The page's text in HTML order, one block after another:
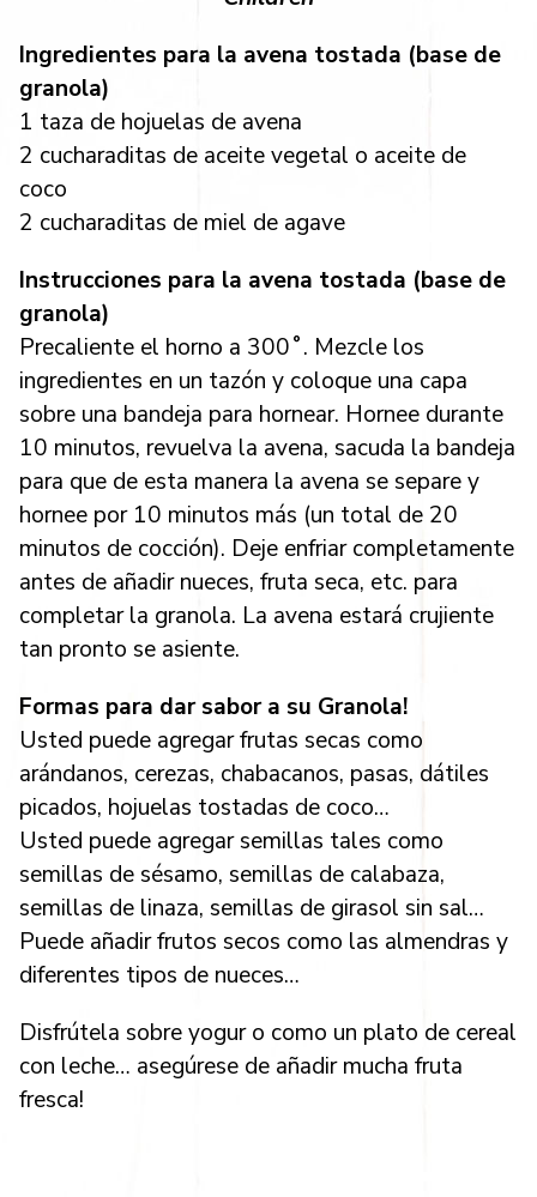
Ingredientes para la avena tostada (base de
granola)
1 taza de hojuelas de avena
2 cucharaditas de aceite vegetal o aceite de
coco
2 cucharaditas de miel de agave
Instrucciones para la avena tostada (base de
granola)
Precaliente el horno a 300˚. Mezcle los
ingredientes en un tazón y coloque una capa
sobre una bandeja para hornear. Hornee durante
10 minutos, revuelva la avena, sacuda la bandeja
para que de esta manera la avena se separe y
hornee por 10 minutos más (un total de 20
minutos de cocción). Deje enfriar completamente
antes de añadir nueces, fruta seca, etc. para
completar la granola. La avena estará crujiente
tan pronto se asiente.
Formas para dar sabor a su Granola!
Usted puede agregar frutas secas como
arándanos, cerezas, chabacanos, pasas, dátiles
picados, hojuelas tostadas de coco…
Usted puede agregar semillas tales como
semillas de sésamo, semillas de calabaza,
semillas de linaza, semillas de girasol sin sal…
Puede añadir frutos secos como las almendras y
diferentes tipos de nueces…
Disfrútela sobre yogur o como un plato de cereal
con leche… asegúrese de añadir mucha fruta
fresca!